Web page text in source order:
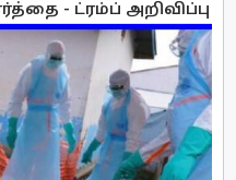
- ட்ரம்ப் அறிவிப்பு